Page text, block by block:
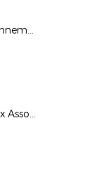
Bilan stage de Perfectionnement District
Dons d'équipements aux Associations